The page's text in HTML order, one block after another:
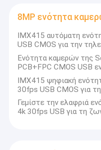
8MP ενότητα
IMX415 αυτόματη
USB CMOS για την
Ενότητα καμερών της
PCB+FPC CMOS USB
IMX415 ψηφιακή
30fps USB CMOS για
Γεμίστε την ελαφριά
4k 30fps USB για τη